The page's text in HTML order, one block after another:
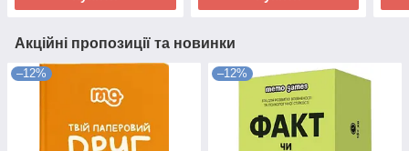
Акційні пропозиції та новинки
–12% –12%